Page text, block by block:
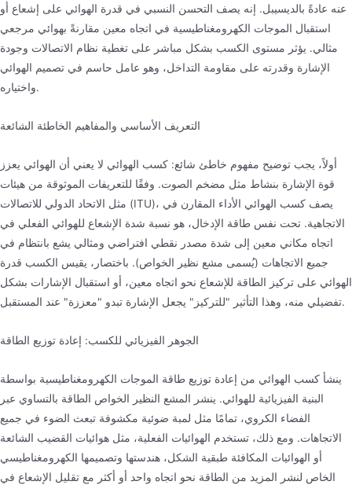
عنه عادةً بالديسيبل. إنه يصف التحسن النسبي في قدرة الهوائي على إشعاع أو
استقبال الموجات الكهرومغناطيسية في اتجاه معين مقارنةً بهوائي مرجعي
مثالي. يؤثر مستوى الكسب بشكل مباشر على تغطية نظام الاتصالات وجودة
الإشارة وقدرته على مقاومة التداخل، وهو عامل حاسم في تصميم الهوائي
واختياره.
التعريف الأساسي والمفاهيم الخاطئة الشائعة
أولاً، يجب توضيح مفهوم خاطئ شائع: كسب الهوائي لا يعني أن الهوائي يعزز
قوة الإشارة بنشاط مثل مضخم الصوت. وفقًا للتعريفات الموثوقة من هيئات
مثل الاتحاد الدولي للاتصالات (ITU)، يصف كسب الهوائي الأداء المقارن في
الاتجاهية. تحت نفس طاقة الإدخال، هو نسبة شدة الإشعاع للهوائي الفعلي في
اتجاه مكاني معين إلى شدة مصدر نقطي افتراضي ومثالي يشع بانتظام في
جميع الاتجاهات (يُسمى مشع نظير الخواص). باختصار، يقيس الكسب قدرة
الهوائي على تركيز الطاقة للإشعاع نحو اتجاه معين، أو استقبال الإشارات بشكل
تفضيلي منه، وهذا التأثير "للتركيز" يجعل الإشارة تبدو "معززة" عند المستقبل.
الجوهر الفيزيائي للكسب: إعادة توزيع الطاقة
ينشأ كسب الهوائي من إعادة توزيع طاقة الموجات الكهرومغناطيسية بواسطة
البنية الفيزيائية للهوائي. ينشر المشع النظير الخواص الطاقة بالتساوي عبر
الفضاء الكروي، تمامًا مثل لمبة ضوئية مكشوفة تبعث الضوء في جميع
الاتجاهات. ومع ذلك، تستخدم الهوائيات الفعلية، مثل هوائيات القضيب الشائعة
أو الهوائيات المكافئة طبقية الشكل، هندستها وتصميمها الكهرومغناطيسي
الخاص لنشر المزيد من الطاقة نحو اتجاه واحد أو أكثر مع تقليل الإشعاع في